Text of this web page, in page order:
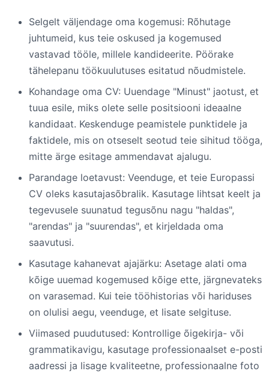
Selgelt väljendage oma kogemusi: Rõhutage
juhtumeid, kus teie oskused ja kogemused
vastavad tööle, millele kandideerite. Pöörake
tähelepanu töökuulutuses esitatud nõudmistele.
Kohandage oma CV: Uuendage "Minust" jaotust, et
tuua esile, miks olete selle positsiooni ideaalne
kandidaat. Keskenduge peamistele punktidele ja
faktidele, mis on otseselt seotud teie sihitud tööga,
mitte ärge esitage ammendavat ajalugu.
Parandage loetavust: Veenduge, et teie Europassi
CV oleks kasutajasõbralik. Kasutage lihtsat keelt ja
tegevusele suunatud tegusõnu nagu "haldas",
"arendas" ja "suurendas", et kirjeldada oma
saavutusi.
Kasutage kahanevat ajajärku: Asetage alati oma
kõige uuemad kogemused kõige ette, järgnevateks
on varasemad. Kui teie tööhistorias või hariduses
on olulisi aegu, veenduge, et lisate selgituse.
Viimased puudutused: Kontrollige õigekirja- või
grammatikavigu, kasutage professionaalset e-posti
aadressi ja lisage kvaliteetne, professionaalne foto